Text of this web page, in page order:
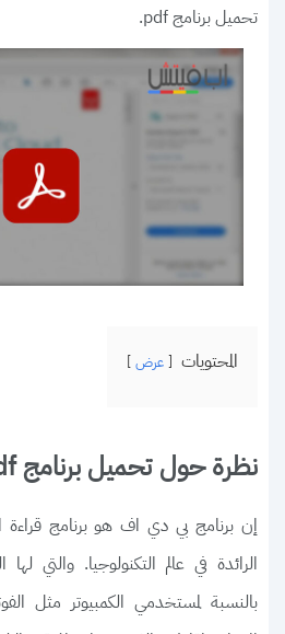
تحميل برنامج pdf.
المحتويات عرض
نظرة حول تحميل برنامج pdf للكمبيوتر
إن برنامج بي دي اف هو برنامج قراءة
الرائدة في عالم التكنولوجيا. والتي
بالنسبة لمستخدمي الكمبيوتر مثل